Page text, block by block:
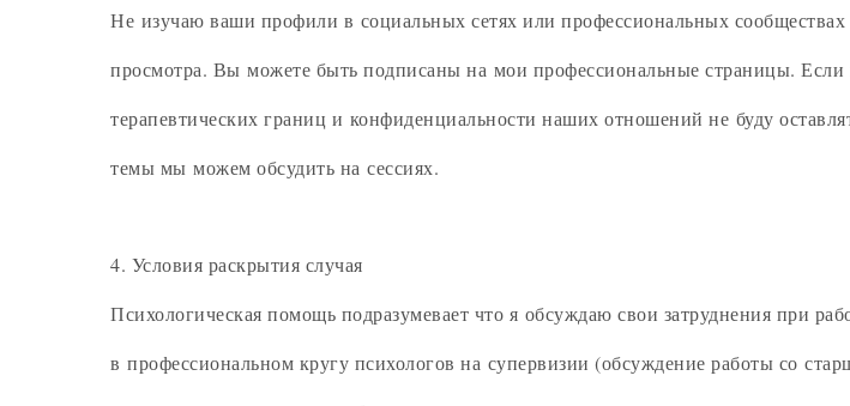
Не изучаю ваши профили в социальных сетях или профессиональных
просмотра. Вы можете быть подписаны на мои профессиональные страницы.
терапевтических границ и конфиденциальности наших отношений не буду
темы мы можем обсудить на сессиях.
4. Условия раскрытия случая
Психологическая помощь подразумевает что я обсуждаю свои затруднения при
в профессиональном кругу психологов на супервизии (обсуждение работы со